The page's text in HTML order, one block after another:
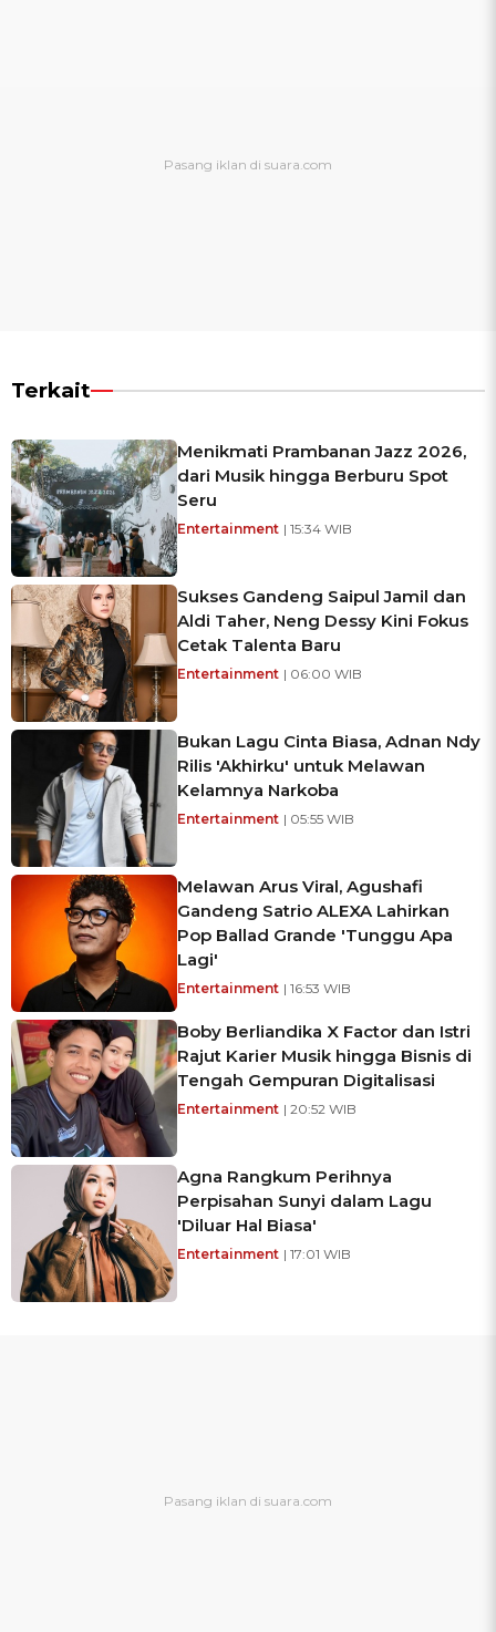
Terkait
Menikmati Prambanan Jazz 2026,
dari Musik hingga Berburu Spot
Seru
Entertainment | 15:34 WIB
Sukses Gandeng Saipul Jamil dan
Aldi Taher, Neng Dessy Kini Fokus
Cetak Talenta Baru
Entertainment | 06:00 WIB
Bukan Lagu Cinta Biasa, Adnan Ndy
Rilis 'Akhirku' untuk Melawan
Kelamnya Narkoba
Entertainment | 05:55 WIB
Melawan Arus Viral, Agushafi
Gandeng Satrio ALEXA Lahirkan
Pop Ballad Grande 'Tunggu Apa
Lagi'
Entertainment | 16:53 WIB
Boby Berliandika X Factor dan Istri
Rajut Karier Musik hingga Bisnis di
Tengah Gempuran Digitalisasi
Entertainment | 20:52 WIB
Agna Rangkum Perihnya
Perpisahan Sunyi dalam Lagu
'Diluar Hal Biasa'
Entertainment | 17:01 WIB